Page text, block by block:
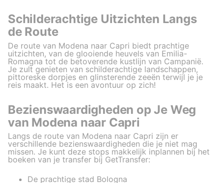
Schilderachtige Uitzichten Langs
de Route
De route van Modena naar Capri biedt prachtige
uitzichten, van de glooiende heuvels van Emilia-
Romagna tot de betoverende kustlijn van Campanië.
Je zult genieten van schilderachtige landschappen,
pittoreske dorpjes en glinsterende zeeën terwijl je je
reis maakt. Het is een avontuur op zich!
Bezienswaardigheden op Je Weg
van Modena naar Capri
Langs de route van Modena naar Capri zijn er
verschillende bezienswaardigheden die je niet mag
missen. Je kunt deze stops makkelijk inplannen bij het
boeken van je transfer bij GetTransfer:
De prachtige stad Bologna